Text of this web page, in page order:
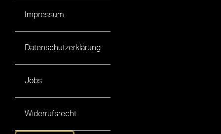
Impressum
Datenschutzerklärung
Jobs
Widerrufsrecht